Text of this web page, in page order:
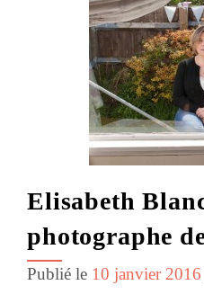
Elisabeth
photographe
Publié le 10 janvier 2016